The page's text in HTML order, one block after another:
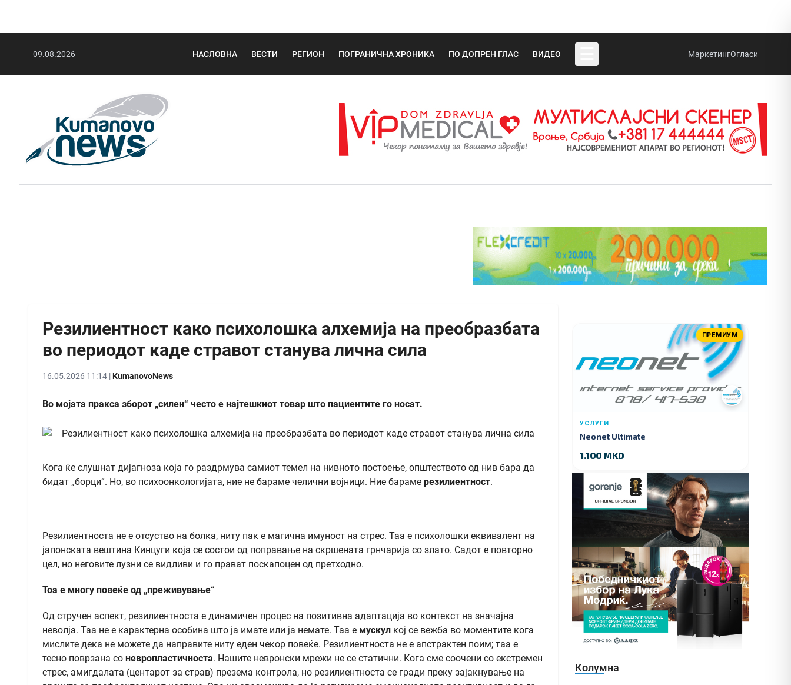
09.08.2026 НАСЛОВНА ВЕСТИ РЕГИОН ПОГРАНИЧНА ХРОНИКА ПО ДОПРЕН ГЛАС ВИДЕО МаркетингОгласи
Резилиентност како психолошка алхемија на преобразбата
во периодот каде стравот станува лична сила
16.05.2026 11:14 |KumanovoNews
Во мојата пракса зборот „силен“ често е најтешкиот товар што пациентите го носат.
Кога ќе слушнат дијагноза која го раздрмува самиот темел на нивното постоење, општеството од нив бара да
бидат „борци“. Но, во психоонкологијата, ние не бараме челични војници. Ние бараме резилиентност.
Резилиентноста не е отсуство на болка, ниту пак е магична имуност на стрес. Таа е психолошки еквивалент на
јапонската вештина Кинцуги која се состои од поправање на скршената грнчарија со злато. Садот е повторно
цел, но неговите лузни се видливи и го прават поскапоцен од претходно.
Тоа е многу повеќе од „преживување“
Од стручен аспект, резилиентноста е динамичен процес на позитивна адаптација во контекст на значајна
неволја. Таа не е карактерна особина што ја имате или ја немате. Таа е мускул кој се вежба во моментите кога
мислите дека не можете да направите ниту еден чекор повеќе. Резилиентноста не е апстрактен поим; таа е
тесно поврзана со невропластичноста. Нашите невронски мрежи не се статични. Кога сме соочени со екстремен
стрес, амигдалата (центарот за страв) презема контрола, но резилиентноста се гради преку зајакнување на
ПРЕМИУМ
УСЛУГИ
Neonet Ultimate
1.100 MKD
Колумна